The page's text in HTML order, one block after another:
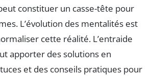
constituer un casse-tête pour
L’évolution des mentalités est
cette réalité. L’entraide
apporter des solutions en
et des conseils pratiques pour